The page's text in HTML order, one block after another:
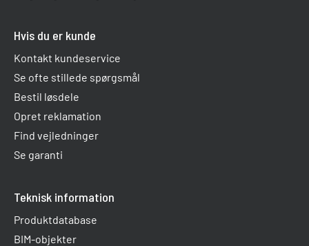
Hvis du er kunde
Kontakt kundeservice
Se ofte stillede spørgsmål
Bestil løsdele
Opret reklamation
Find vejledninger
Se garanti
Teknisk information
Produktdatabase
BIM-objekter